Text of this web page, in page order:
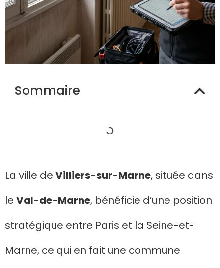
Sommaire
La ville de Villiers-sur-Marne, située dans
le Val-de-Marne, bénéficie d’une position
stratégique entre Paris et la Seine-et-
Marne, ce qui en fait une commune